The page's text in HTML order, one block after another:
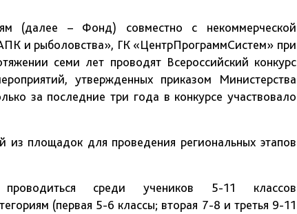
(далее – Фонд) совместно с некоммерческой
и рыболовства», ГК «ЦентрПрограммСистем» при
семи лет проводят Всероссийский конкурс
утвержденных приказом Министерства
за последние три года в конкурсе участвовало
площадок для проведения региональных этапов
среди учеников 5-11 классов
(первая 5-6 классы; вторая 7-8 и третья 9-11